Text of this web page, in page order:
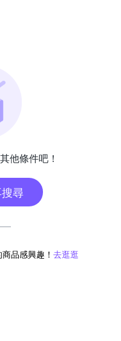
他條件吧！
尋
品感興趣！ 去逛逛